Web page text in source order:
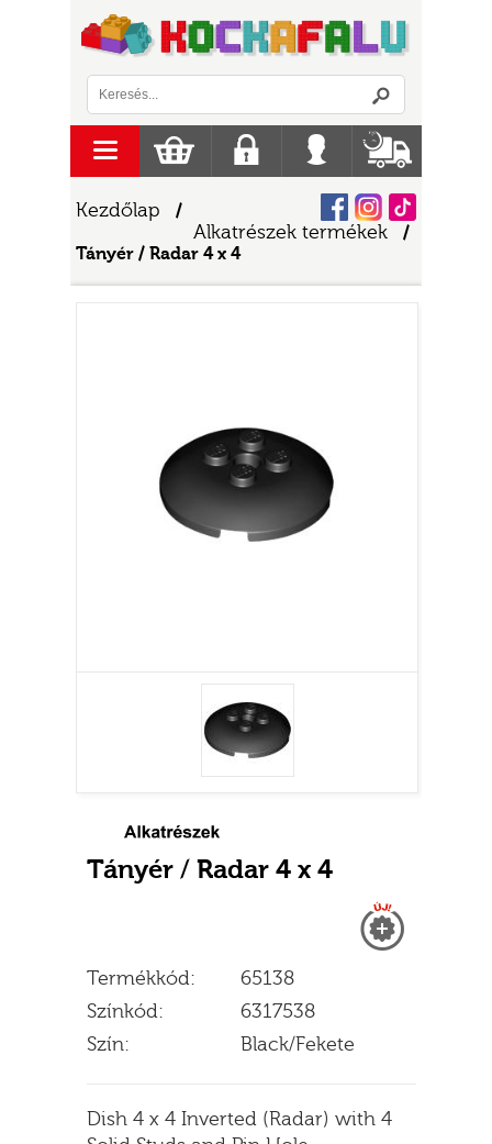
Kezdőlap /
Alkatrészek termékek
/
Tányér / Radar 4 x 4
Tányér / Radar 4 x 4
Termékkód:
65138
Színkód:
6317538
Szín:
Black/Fekete
Dish 4 x 4 Inverted (Radar) with 4